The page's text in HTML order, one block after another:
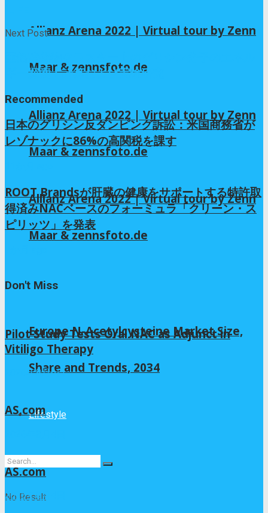
Allianz Arena 2022 | Virtual tour by Zenn
Maar & zennsfoto.de
Allianz Arena 2022 | Virtual tour by Zenn
Maar & zennsfoto.de
Allianz Arena 2022 | Virtual tour by Zenn
Maar & zennsfoto.de
Europe N-Acetylcysteine Market Size,
Share and Trends, 2034
Lifestyle
No Result
Next Post
ギー探索：計算および実験研究
Recommended
日本のグリシン反ダンピング訴訟：米国商務省が
レゾナックに86%の高関税を課す
ROOT Brandsが肝臓の健康をサポートする特許取
得済みNACベースのフォーミュラ「クリーン・ス
ピリッツ」を発表
Don't Miss
Pilot Study Tests Oral NAC as Adjunct in
Vitiligo Therapy
2026年8月6日
AS.com
AS.com
2026年8月4日